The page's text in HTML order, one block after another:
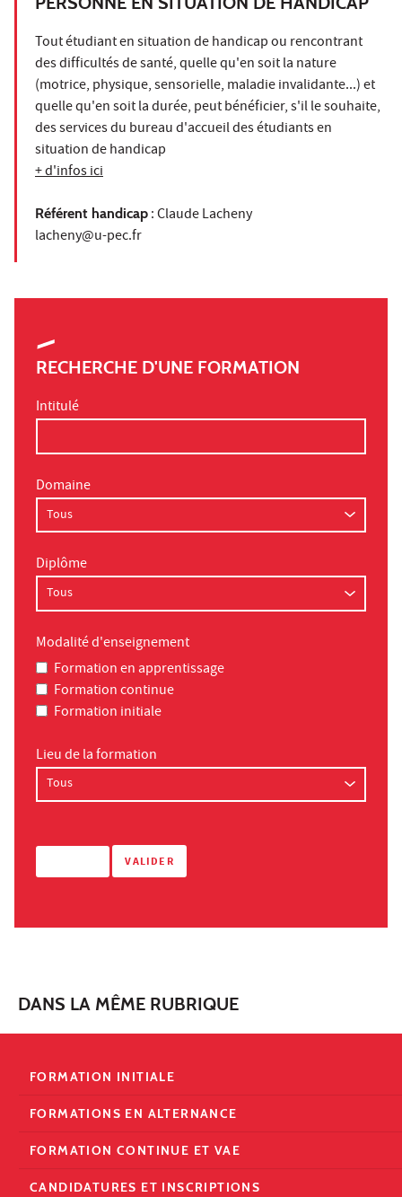
Tout étudiant en situation de handicap ou rencontrant
des difficultés de santé, quelle qu'en soit la nature
(motrice, physique, sensorielle, maladie invalidante...) et
quelle qu'en soit la durée, peut bénéficier, s'il le souhaite,
des services du bureau d'accueil des étudiants en
situation de handicap
+ d'infos ici
Référent handicap : Claude Lacheny
lacheny@u-pec.fr
RECHERCHE D'UNE FORMATION
Intitulé
Domaine
Diplôme
Modalité d'enseignement
Formation en apprentissage
Formation continue
Formation initiale
Lieu de la formation
DANS LA MÊME RUBRIQUE
FORMATION INITIALE
FORMATIONS EN ALTERNANCE
FORMATION CONTINUE ET VAE
CANDIDATURES ET INSCRIPTIONS